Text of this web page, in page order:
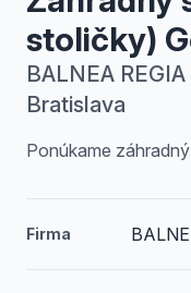
stoličky)
BALNEA
Bratislava
Ponúkame
Firma